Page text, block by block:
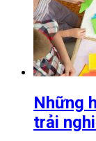
Những
trải